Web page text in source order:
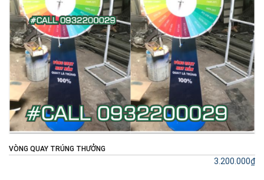
VÒNG QUAY TRÚNG THƯỞNG
3.200.000₫